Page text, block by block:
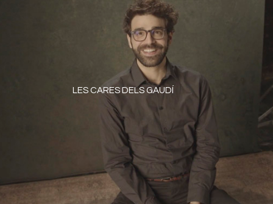
LES CARES DELS GAUDÍ